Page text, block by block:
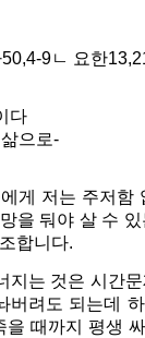
9ㄴ 요한
다
으로-
게 저는 주저함
을 둬야 살 수
합니다.
는 것은 시간
려도 되는데
때까지 평생